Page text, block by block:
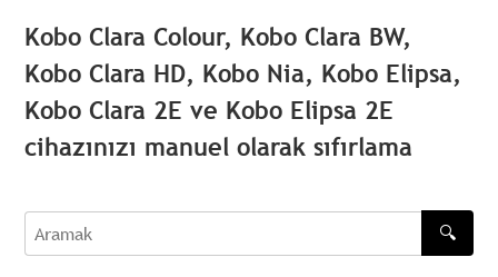
Kobo Clara Colour, Kobo Clara BW,
Kobo Clara HD, Kobo Nia, Kobo Elipsa,
Kobo Clara 2E ve Kobo Elipsa 2E
cihazınızı manuel olarak sıfırlama
Aramak
🔍